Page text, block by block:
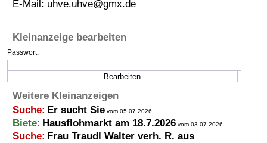
E-Mail: uhve.uhve@gmx.de
Kleinanzeige bearbeiten
Passwort:
Weitere Kleinanzeigen
Suche: Er sucht Sie vom 05.07.2026
Biete: Hausflohmarkt am 18.7.2026 vom 03.07.2026
Suche: Frau Traudl Walter verh. R. aus